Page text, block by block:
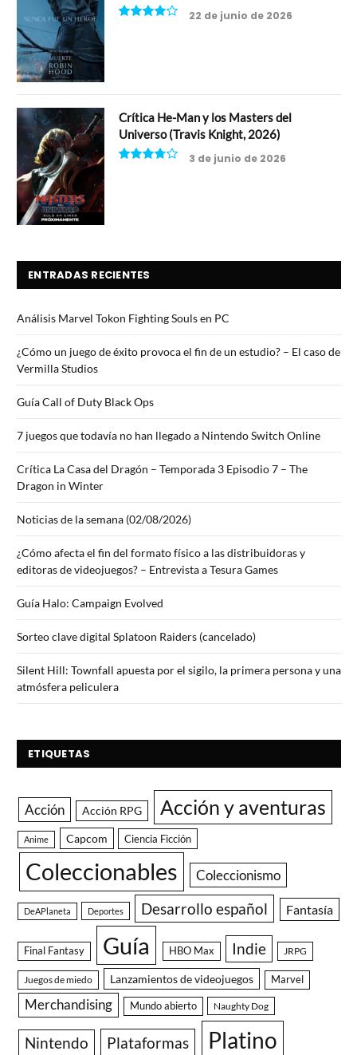
22 de junio de 2026
Crítica He-Man y los Masters del
Universo (Travis Knight, 2026)
3 de junio de 2026
ENTRADAS RECIENTES
Análisis Marvel Tokon Fighting Souls en PC
¿Cómo un juego de éxito provoca el fin de un estudio? – El caso de
Vermilla Studios
Guía Call of Duty Black Ops
7 juegos que todavía no han llegado a Nintendo Switch Online
Crítica La Casa del Dragón – Temporada 3 Episodio 7 – The
Dragon in Winter
Noticias de la semana (02/08/2026)
¿Cómo afecta el fin del formato físico a las distribuidoras y
editoras de videojuegos? – Entrevista a Tesura Games
Guía Halo: Campaign Evolved
Sorteo clave digital Splatoon Raiders (cancelado)
Silent Hill: Townfall apuesta por el sigilo, la primera persona y una
atmósfera peliculera
ETIQUETAS
Acción Acción RPG Acción y aventuras
Anime Capcom Ciencia Ficción
Coleccionables Coleccionismo
DeAPlaneta Deportes Desarrollo español Fantasía
Final Fantasy Guía HBO Max Indie JRPG
Juegos de miedo Lanzamientos de videojuegos Marvel
Merchandising Mundo abierto Naughty Dog
Nintendo Plataformas Platino